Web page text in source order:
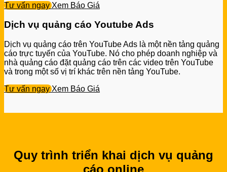
Tư vấn ngay Xem Báo Giá
Dịch vụ quảng cáo Youtube Ads
Dịch vụ quảng cáo trên YouTube Ads là một nền tảng quảng
cáo trực tuyến của YouTube. Nó cho phép doanh nghiệp và
nhà quảng cáo đặt quảng cáo trên các video trên YouTube
và trong một số vị trí khác trên nền tảng YouTube.
Tư vấn ngay Xem Báo Giá
Quy trình triển khai dịch vụ quảng
cáo online